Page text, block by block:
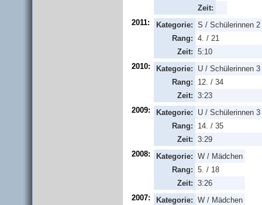
Zeit:
2011:
Kategorie: S / Schülerinnen 2
Rang: 4. / 21
Zeit: 5:10
2010:
Kategorie:
U / Schülerinnen 3
Rang:
12. / 34
Zeit: 3:23
2009:
Kategorie:
U / Schülerinnen 3
Rang:
14. / 35
Zeit: 3:29
2008:
Kategorie: W / Mädchen
Rang: 5. / 18
Zeit: 3:26
2007:
Kategorie: W / Mädchen